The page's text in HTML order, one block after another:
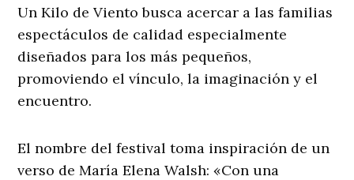
Un Kilo de Viento busca acercar a las familias
espectáculos de calidad especialmente
diseñados para los más pequeños,
promoviendo el vínculo, la imaginación y el
encuentro.
El nombre del festival toma inspiración de un
verso de María Elena Walsh: «Con una